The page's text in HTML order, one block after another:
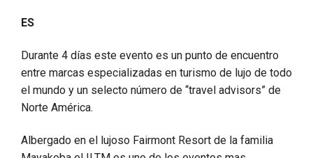
ES
Durante 4 días este evento es un punto de encuentro
entre marcas especializadas en turismo de lujo de todo
el mundo y un selecto número de “travel advisors” de
Norte América.
Albergado en el lujoso Fairmont Resort de la familia